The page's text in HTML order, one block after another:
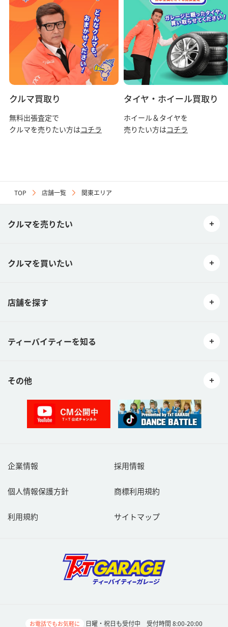
クルマ買取り
無料出張査定で
クルマを売りたい方はコチラ
タイヤ・ホイール買取り
ホイール＆タイヤを
売りたい方はコチラ
TOP 店舗一覧 関東エリア
お電話でもお気軽に 日曜・祝日も受付中 受付時間 8:00-20:00
クルマを売りたい
クルマを買いたい
店舗を探す
ティーバイティーを知る
その他
企業情報 採用情報
個人情報保護方針 商標利用規約
利用規約 サイトマップ